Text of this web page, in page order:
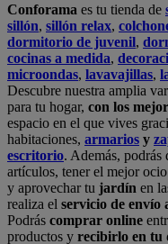
Conforama es tu tienda de
sillón, sillón relax,
dormitorio de juvenil,
cocinas a medida,
microondas, lavavajillas,
Descubre nuestra amplia
para tu hogar, con los
espacio en el que vives
habitaciones, armarios y
escritorio. Además, podrás
artículos, tener el mejor
y aprovechar tu jardín en
realiza el servicio de envío
Podrás comprar online
productos y recibirlo en tu